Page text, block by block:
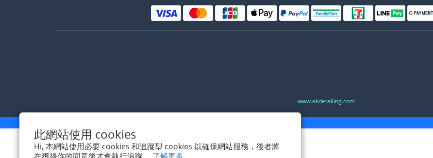
此網站使用 cookies
Hi, 本網站使用必要 cookies 和追蹤型 cookies 以確保網站服務，後者將
www.akdetailing.com